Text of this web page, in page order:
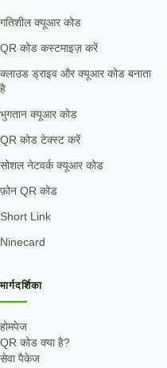
गतिशील क्यूआर कोड
QR कोड कस्टमाइज़ करें
क्लाउड ड्राइव और क्यूआर कोड बनाता
है
भुगतान क्यूआर कोड
QR कोड टेक्स्ट करें
सोशल नेटवर्क क्यूआर कोड
फ़ोन QR कोड
Short Link
Ninecard
मार्गदर्शिका
होमपेज
QR कोड क्या है?
सेवा पैकेज